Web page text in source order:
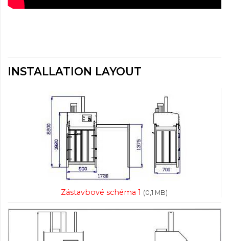
INSTALLATION LAYOUT
Zástavbové schéma 1 (0,1 MB)